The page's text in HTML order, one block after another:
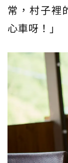
常，村子裡
心車呀！」